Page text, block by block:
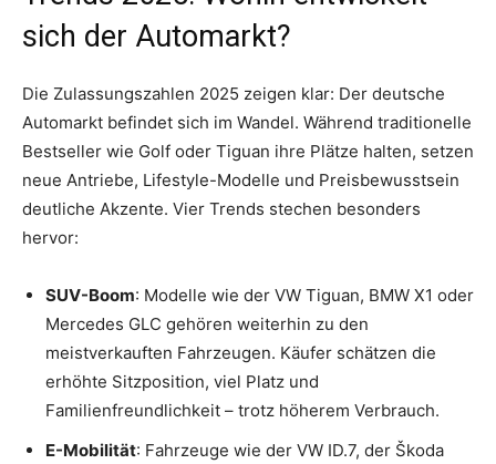
sich der Automarkt?
Die Zulassungszahlen 2025 zeigen klar: Der deutsche
Automarkt befindet sich im Wandel. Während traditionelle
Bestseller wie Golf oder Tiguan ihre Plätze halten, setzen
neue Antriebe, Lifestyle-Modelle und Preisbewusstsein
deutliche Akzente. Vier Trends stechen besonders
hervor:
SUV-Boom: Modelle wie der VW Tiguan, BMW X1 oder
Mercedes GLC gehören weiterhin zu den
meistverkauften Fahrzeugen. Käufer schätzen die
erhöhte Sitzposition, viel Platz und
Familienfreundlichkeit – trotz höherem Verbrauch.
E-Mobilität: Fahrzeuge wie der VW ID.7, der Škoda